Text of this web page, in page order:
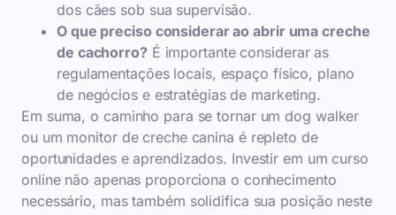
dos cães sob sua supervisão.
O que preciso considerar ao abrir uma creche
de cachorro? É importante considerar as
regulamentações locais, espaço físico, plano
de negócios e estratégias de marketing.
Em suma, o caminho para se tornar um dog walker
ou um monitor de creche canina é repleto de
oportunidades e aprendizados. Investir em um curso
online não apenas proporciona o conhecimento
necessário, mas também solidifica sua posição neste